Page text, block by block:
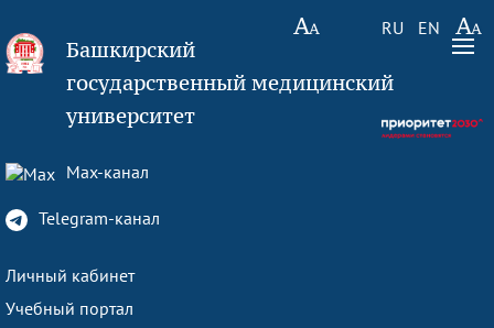
RU EN
Башкирский
государственный медицинский
университет
Max-канал
Telegram-канал
Личный кабинет
Учебный портал